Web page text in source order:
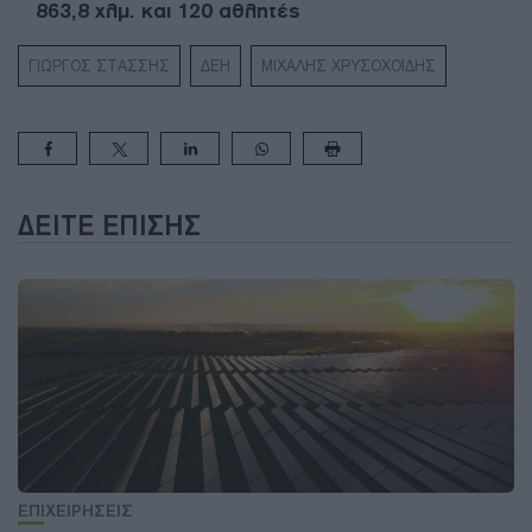
863,8 χλμ. και 120 αθλητές
ΓΙΩΡΓΟΣ ΣΤΑΣΣΗΣ ΔΕΗ ΜΙΧΑΛΗΣ ΧΡΥΣΟΧΟΙΔΗΣ
ΔΕΊΤΕ ΕΠΊΣΗΣ
ΕΠΙΧΕΙΡΗΣΕΙΣ